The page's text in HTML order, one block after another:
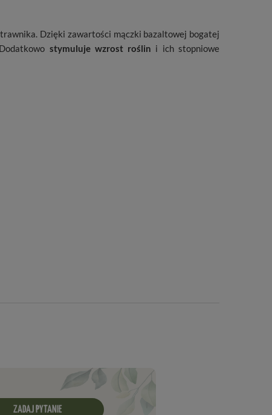
Dzięki zawartości mączki bazaltowej bogatej
stymuluje wzrost roślin i ich stopniowe
trawnika. Jak działa Chwastox? Składniki
kontaktowo i stosowany jest dolistnie. Dzięki temu,
ZADAJ PYTANIE